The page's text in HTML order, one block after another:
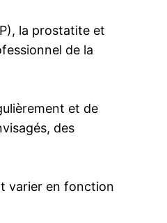
la prostatite et
de la
et de
des
varier en fonction